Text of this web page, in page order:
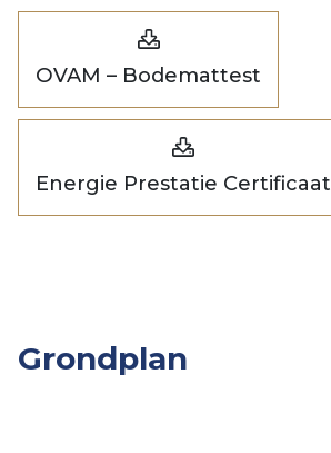
OVAM – Bodemattest
Energie Prestatie Certificaat
Grondplan